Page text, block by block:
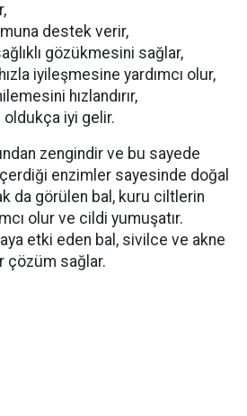
destek verir,
gözükmesini sağlar,
iyileşmesine yardımcı olur,
hızlandırır,
iyi gelir.
zengindir ve bu sayede
enzimler sayesinde doğal
da görülen bal, kuru ciltlerin
olur ve cildi yumuşatır.
etki eden bal, sivilce ve akne
çözüm sağlar.